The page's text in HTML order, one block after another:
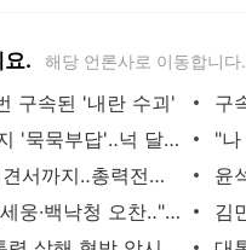
. 해당 언론사로 이동합니다.
구속된 '내란 수괴'
주머니에 손 꽂고 끝까지 '묵묵부답'‥넉 달 전처럼 다시 독방 수감
178쪽 PPT에 300쪽 의견서까지‥총력전으로 이끌어낸 '재구속'
이재명 대통령, 원로 함세웅·백낙청 오찬‥"국민 뜻 받드는 국정운영"